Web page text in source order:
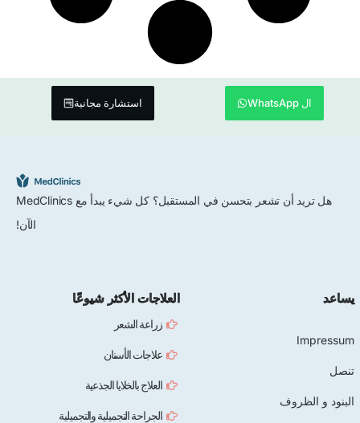
ال WhatsApp استشارة مجانية
هل تريد أن تشعر بتحسن في المستقبل؟ كل شيء يبدأ مع MedClinics
الآن!
يساعد
Impressum
تنصل
البنود و الظروف
العلاجات الأكثر شيوعًا
زراعة الشعر
علاجات الأسنان
العلاج بالخلايا الجذعية
الجراحة التجميلية والتجميلية